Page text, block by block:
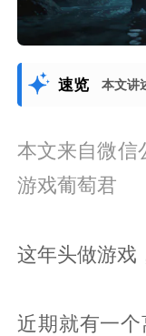
速览 本文讲
本文来自微信
游戏葡萄君
这年头做游戏
近期就有一